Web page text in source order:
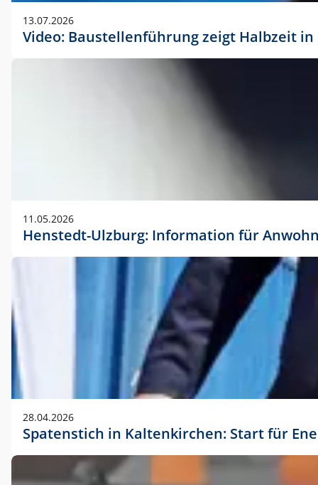
13.07.2026
Video: Baustellenführung zeigt Halbzeit
11.05.2026
Henstedt-Ulzburg: Information für
28.04.2026
Spatenstich in Kaltenkirchen: Start für